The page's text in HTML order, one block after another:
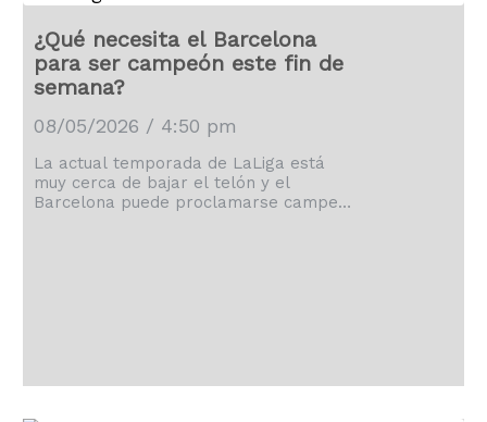
¿Qué necesita el Barcelona
para ser campeón este fin de
semana?
08/05/2026 / 4:50 pm
La actual temporada de LaLiga está
muy cerca de bajar el telón y el
Barcelona puede proclamarse campeón